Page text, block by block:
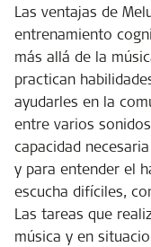
Las ventajas de
entrenamiento
más allá de la
practican
ayudarles en la
entre varios
capacidad
y para entender el
escucha difíciles,
Las tareas que
música y en